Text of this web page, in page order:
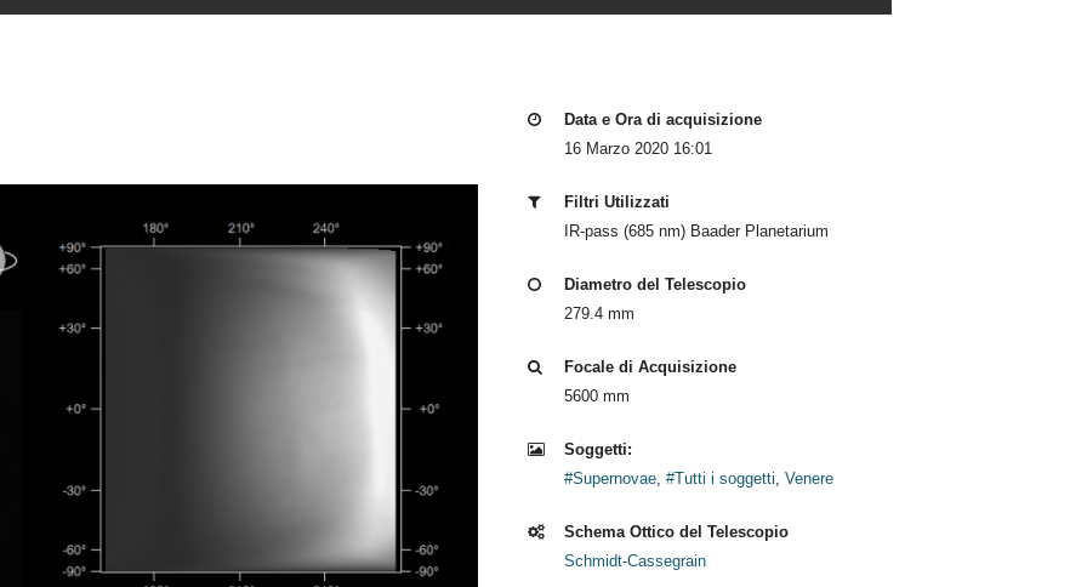
Data e Ora di acquisizione
16 Marzo 2020 16:01
Filtri Utilizzati
IR-pass (685 nm) Baader Planetarium
Diametro del Telescopio
279.4 mm
Focale di Acquisizione
5600 mm
Soggetti:
#Supernovae, #Tutti i soggetti, Venere
Schema Ottico del Telescopio
Schmidt-Cassegrain